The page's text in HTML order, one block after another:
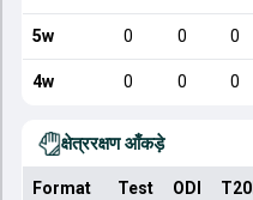
5w 0 0 0
4w 0 0 0
क्षेत्ररक्षण आँकड़े
Format Test ODI T20I